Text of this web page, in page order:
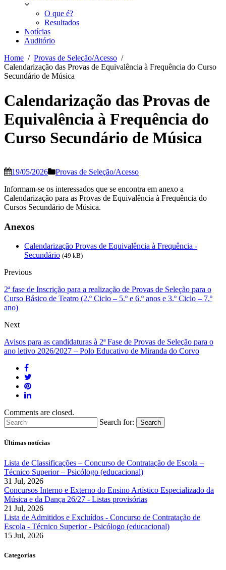
O que é?
Resultados
Notícias
Auditório
Home
Provas de Seleção/Acesso
Calendarização das Provas de Equivalência à Frequência do Curso
Secundário de Música
Calendarização das Provas de
Equivalência à Frequência do
Curso Secundário de Música
19/05/2026
Provas de Seleção/Acesso
Informam-se os interessados que se encontra em anexo a
Calendarização para as Provas de Equivalência à Frequência do
Cursos Secundário de Música.
Anexos
Calendarização Provas de Equivalência à Frequência -
Secundário (49 kB)
Previous
2ª fase de Inscrição para a realização de Provas de Seleção para o
Curso Básico de Teatro (2.º Ciclo – 5.º e 6.º anos e 3.º Ciclo – 7.º
ano)
Next
Avisos para as candidaturas à 2ª Fase de Provas de Seleção para o
ano letivo 2026/2027 – Polo Educativo de Miranda do Corvo
Comments are closed.
Search for:
Search
Últimas notícias
Lista de Classificações – Concurso de Contratação de Escola –
Técnico Superior – Psicólogo (educacional)
31 Jul, 2026
Concursos Interno e Externo do Ensino Artístico Especializado da
Música e da Dança 26/27 - Listas provisórias
21 Jul, 2026
Lista de Admitidos e Excluídos - Concurso de Contratação de
Escola - Técnico Superior - Psicólogo (educacional)
15 Jul, 2026
Categorias